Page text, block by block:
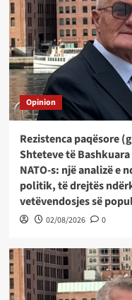
Opinion
Rezistenca paqësore
Shteteve të
NATO-s: një analizë
politik, të drejtës
vetëvendosjes së
02/08/2026 0